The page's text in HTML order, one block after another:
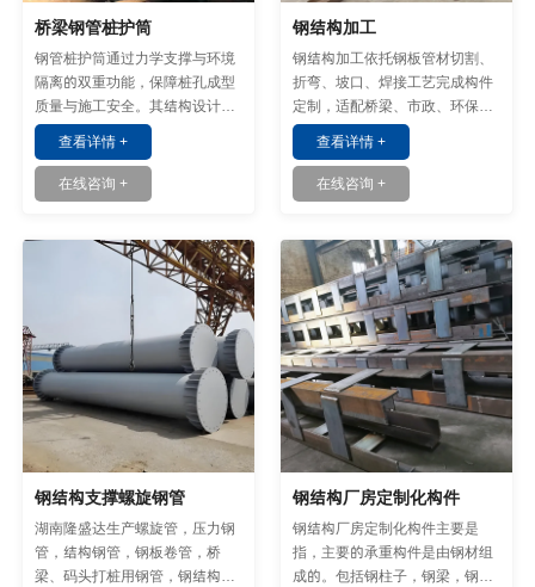
桥梁钢管桩护筒
钢管桩护筒通过力学支撑与环境
隔离的双重功能，保障桩孔成型
质量与施工安全。其结构设计与
材料特性直接决定了桥梁基础的
耐久性与承载性。
查看详情 +
在线咨询 +
钢结构加工
钢结构加工依托钢板管材切割、
折弯、坡口、焊接工艺完成构件
定制，适配桥梁、市政、环保设
备各类基建项目装配使用。
查看详情 +
在线咨询 +
钢结构支撑螺旋钢管
湖南隆盛达生产螺旋管，压力钢
管，结构钢管，钢板卷管，桥
梁、码头打桩用钢管，钢结构支
钢结构厂房定制化构件
钢结构厂房定制化构件主要是
指，主要的承重构件是由钢材组
成的。包括钢柱子，钢梁，钢结